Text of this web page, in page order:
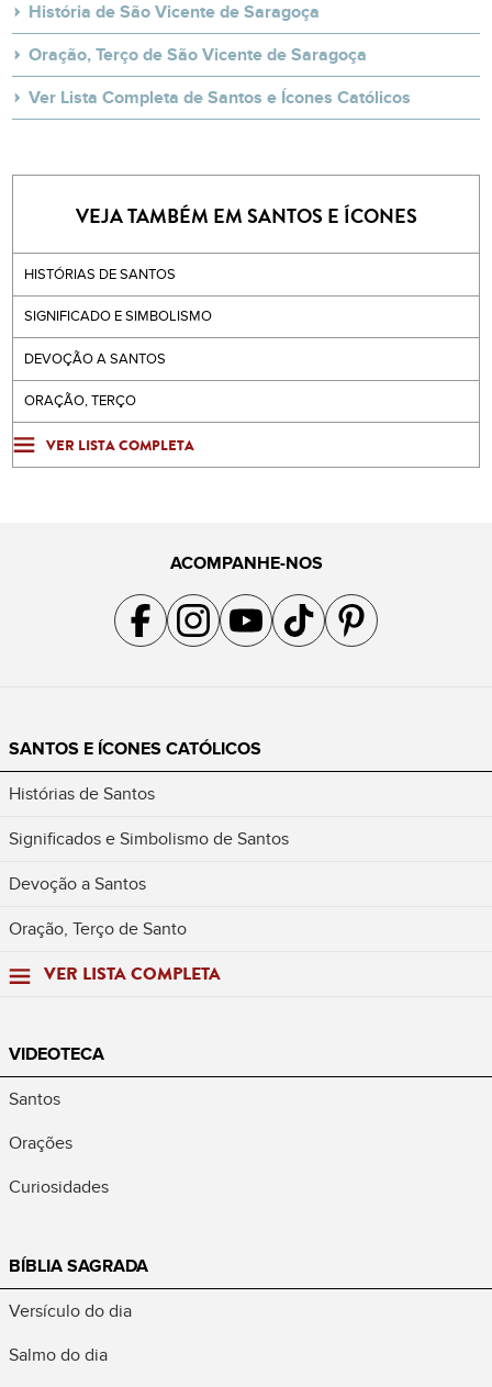
História de São Vicente de Saragoça
Oração, Terço de São Vicente de Saragoça
Ver Lista Completa de Santos e Ícones Católicos
VEJA TAMBÉM EM SANTOS E ÍCONES
HISTÓRIAS DE SANTOS
SIGNIFICADO E SIMBOLISMO
DEVOÇÃO A SANTOS
ORAÇÃO, TERÇO
VER LISTA COMPLETA
ACOMPANHE-NOS
Acompanhe a gente no Facebook
Acompanhe a gente no Instagram
Acompanhe a gente no YouTube
Acompanhe a gente no TikTok
Acompanhe a gente no
SANTOS E ÍCONES CATÓLICOS
Histórias de Santos
Significados e Simbolismo de Santos
Devoção a Santos
Oração, Terço de Santo
VER LISTA COMPLETA
VIDEOTECA
Santos
Orações
Curiosidades
BÍBLIA SAGRADA
Versículo do dia
Salmo do dia